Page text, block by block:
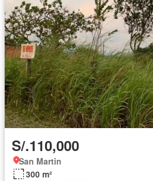
S/.110,000
San Martin
300 m²